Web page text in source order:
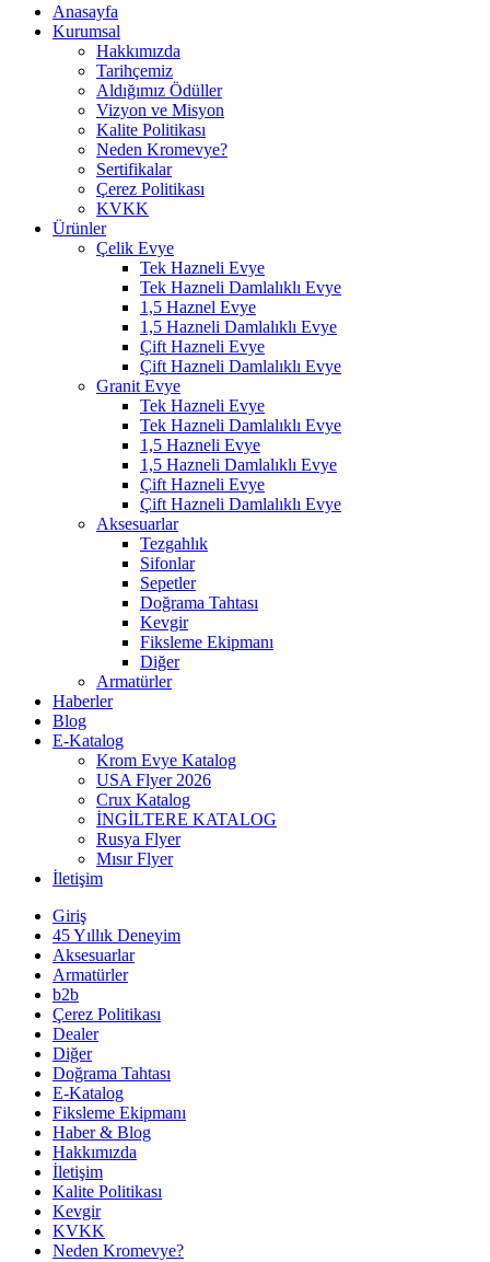
Anasayfa
Kurumsal
Hakkımızda
Tarihçemiz
Aldığımız Ödüller
Vizyon ve Misyon
Kalite Politikası
Neden Kromevye?
Sertifikalar
Çerez Politikası
KVKK
Ürünler
Çelik Evye
Tek Hazneli Evye
Tek Hazneli Damlalıklı Evye
1,5 Haznel Evye
1,5 Hazneli Damlalıklı Evye
Çift Hazneli Evye
Çift Hazneli Damlalıklı Evye
Granit Evye
Tek Hazneli Evye
Tek Hazneli Damlalıklı Evye
1,5 Hazneli Evye
1,5 Hazneli Damlalıklı Evye
Çift Hazneli Evye
Çift Hazneli Damlalıklı Evye
Aksesuarlar
Tezgahlık
Sifonlar
Sepetler
Doğrama Tahtası
Kevgir
Fiksleme Ekipmanı
Diğer
Armatürler
Haberler
Blog
E-Katalog
Krom Evye Katalog
USA Flyer 2026
Crux Katalog
İNGİLTERE KATALOG
Rusya Flyer
Mısır Flyer
İletişim
Giriş
45 Yıllık Deneyim
Aksesuarlar
Armatürler
b2b
Çerez Politikası
Dealer
Diğer
Doğrama Tahtası
E-Katalog
Fiksleme Ekipmanı
Haber & Blog
Hakkımızda
İletişim
Kalite Politikası
Kevgir
KVKK
Neden Kromevye?